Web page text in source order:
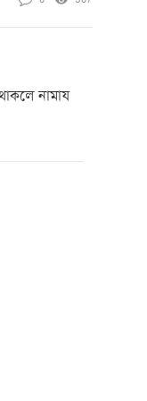
নামায